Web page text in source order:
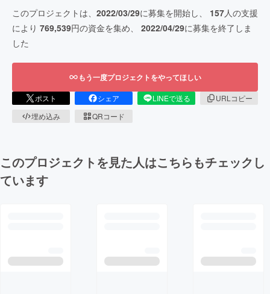
このプロジェクトは、 2022/03/29に募集を開始し、 157人の支援
により 769,539円の資金を集め、 2022/04/29に募集を終了しま
した
もう一度プロジェクトをやってほしい
ポスト シェア LINEで送る
URLコピー
埋め込み
QRコード
このプロジェクトを見た人はこちらもチェックし
ています